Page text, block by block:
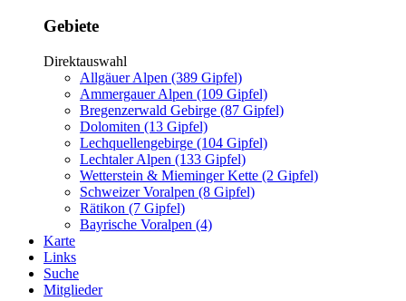
Gebiete
Direktauswahl
Allgäuer Alpen (389 Gipfel)
Ammergauer Alpen (109 Gipfel)
Bregenzerwald Gebirge (87 Gipfel)
Dolomiten (13 Gipfel)
Lechquellengebirge (104 Gipfel)
Lechtaler Alpen (133 Gipfel)
Wetterstein & Mieminger Kette (2 Gipfel)
Schweizer Voralpen (8 Gipfel)
Rätikon (7 Gipfel)
Bayrische Voralpen (4)
Karte
Links
Suche
Mitglieder